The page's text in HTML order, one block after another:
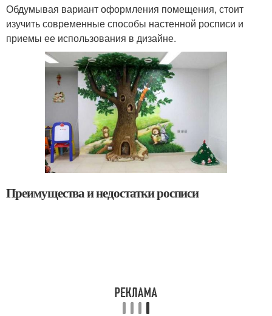
Обдумывая вариант оформления помещения, стоит
изучить современные способы настенной росписи и
приемы ее использования в дизайне.
Преимущества и недостатки росписи